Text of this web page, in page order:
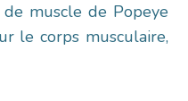
muscle de Popeye
le corps musculaire,